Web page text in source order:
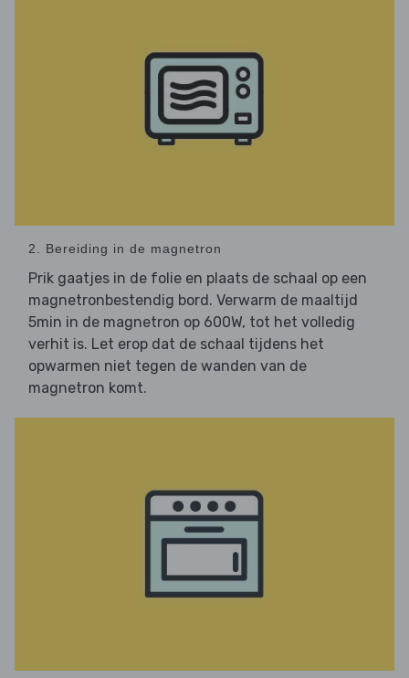
2. Bereiding in de magnetron
Prik gaatjes in de folie en plaats de schaal op een
magnetronbestendig bord. Verwarm de maaltijd
5min in de magnetron op 600W, tot het volledig
verhit is. Let erop dat de schaal tijdens het
opwarmen niet tegen de wanden van de
magnetron komt.